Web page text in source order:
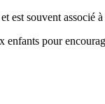
est souvent associé
pour